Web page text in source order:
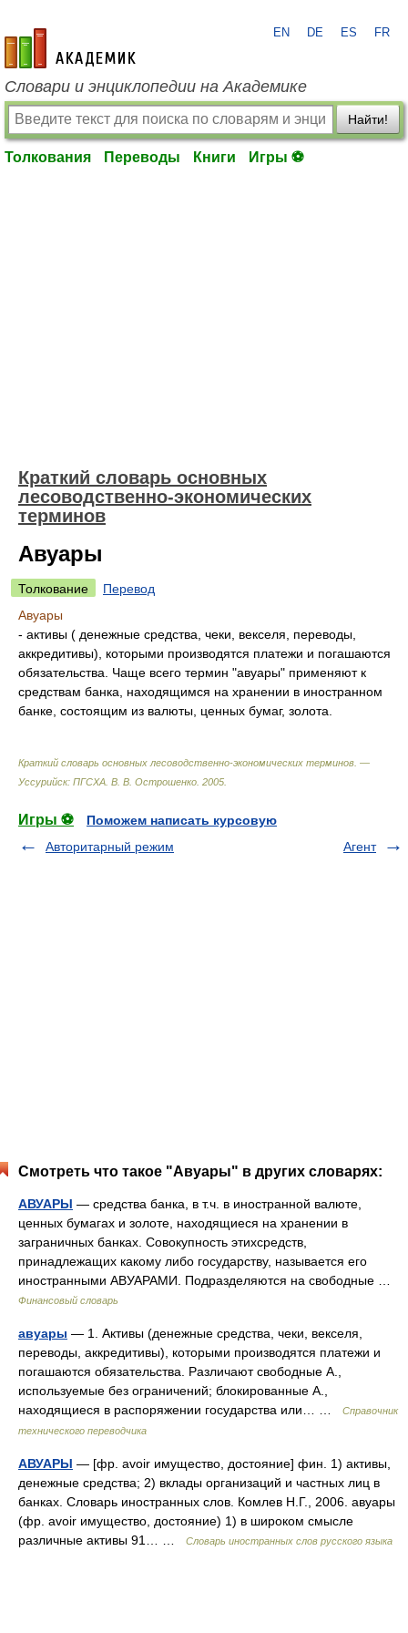
academic.ru
EN DE ES FR
Словари и энциклопедии на Академике
Найти!
Толкования Переводы Книги Игры ⚽
Краткий словарь основных
лесоводственно-экономических
терминов
Авуары
Толкование
Перевод
Авуары
- активы ( денежные средства, чеки, векселя, переводы,
аккредитивы), которыми производятся платежи и погашаются
обязательства. Чаще всего термин "авуары" применяют к
средствам банка, находящимся на хранении в иностранном
банке, состоящим из валюты, ценных бумаг, золота.
Краткий словарь основных лесоводственно-экономических терминов. —
Уссурийск: ПГСХА В. В. Острошенко 2005
Игры ⚽
Поможем написать курсовую
Авторитарный режим
Агент
Смотреть что такое "Авуары" в других словарях:
АВУАРЫ — средства банка, в т.ч. в иностранной валюте,
ценных бумагах и золоте, находящиеся на хранении в
заграничных банках. Совокупность этихсредств,
принадлежащих какому либо государству, называется его
иностранными АВУАРАМИ. Подразделяются на свободные …
Финансовый словарь
авуары — 1. Активы (денежные средства, чеки, векселя,
переводы, аккредитивы), которыми производятся платежи и
погашаются обязательства. Различают свободные А.,
используемые без ограничений; блокированные А.,
находящиеся в распоряжении государства или… …
Справочник
технического переводчика
АВУАРЫ — [фр. avoir имущество, достояние] фин. 1) активы,
денежные средства; 2) вклады организаций и частных лиц в
банках. Словарь иностранных слов. Комлев Н.Г., 2006. авуары
(фр. avoir имущество, достояние) 1) в широком смысле
различные активы 91… …
Словарь иностранных слов русского языка